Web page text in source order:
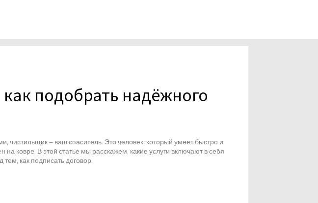
подобрать надёжного
чистильщик – ваш спаситель. Это человек, который умеет быстро и
ковре. В этой статье мы расскажем, какие услуги включают в себя
как подписать договор.